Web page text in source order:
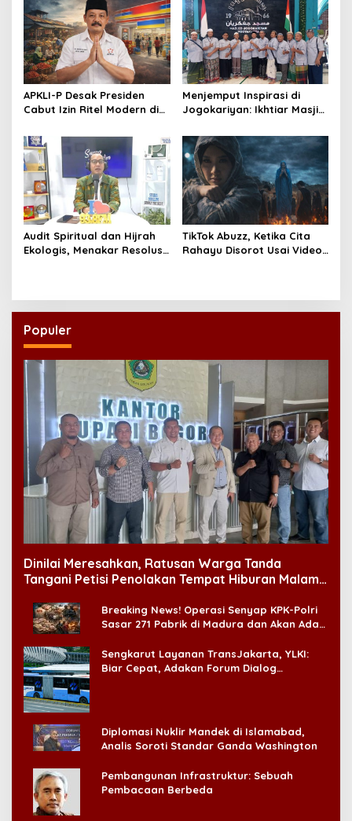
APKLI-P Desak Presiden
Cabut Izin Ritel Modern di
Rakyat
Menjemput Inspirasi di
Jogokariyan: Ikhtiar Masjid
Mewujudkan Manajemen
Berbasis Umat
Audit Spiritual dan Hijrah
Ekologis, Menakar Resolusi
TikTok Abuzz, Ketika Cita
Rahayu Disorot Usai Video
Populer
Dinilai Meresahkan, Ratusan Warga Tanda
Tangani Petisi Penolakan Tempat Hiburan Malam
Breaking News! Operasi Senyap KPK-Polri
Sasar 271 Pabrik di Madura dan Akan Ada
Sengkarut Layanan TransJakarta, YLKI:
Biar Cepat, Adakan Forum Dialog
Diplomasi Nuklir Mandek di Islamabad,
Analis Soroti Standar Ganda Washington
Pembangunan Infrastruktur: Sebuah
Pembacaan Berbeda